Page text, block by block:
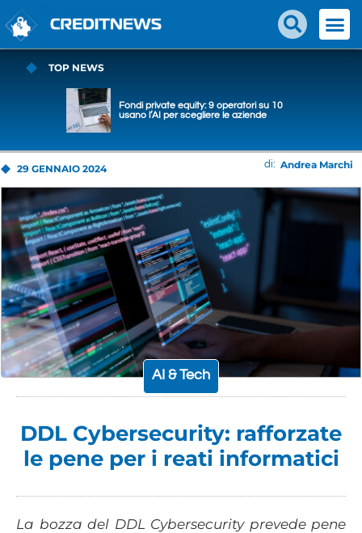
TOP NEWS
Fondi private equity: 9 operatori su 10
usano l’AI per scegliere le aziende
29 GENNAIO 2024 di: Andrea Marchi
AI & Tech
DDL Cybersecurity: rafforzate
le pene per i reati informatici
La bozza del DDL Cybersecurity prevede pene